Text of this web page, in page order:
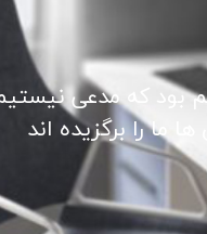
بود که مدعی
ما را برگزیده اند